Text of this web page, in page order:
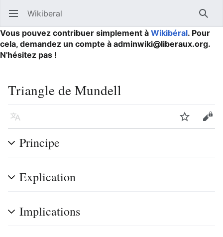
Ouvrir le menu principal Wikiberal
Vous pouvez contribuer simplement à Wikibéral. Pour
cela, demandez un compte à adminwiki@liberaux.org.
N'hésitez pas !
Triangle de Mundell
Langue Suivre
Principe
Explication
Implications